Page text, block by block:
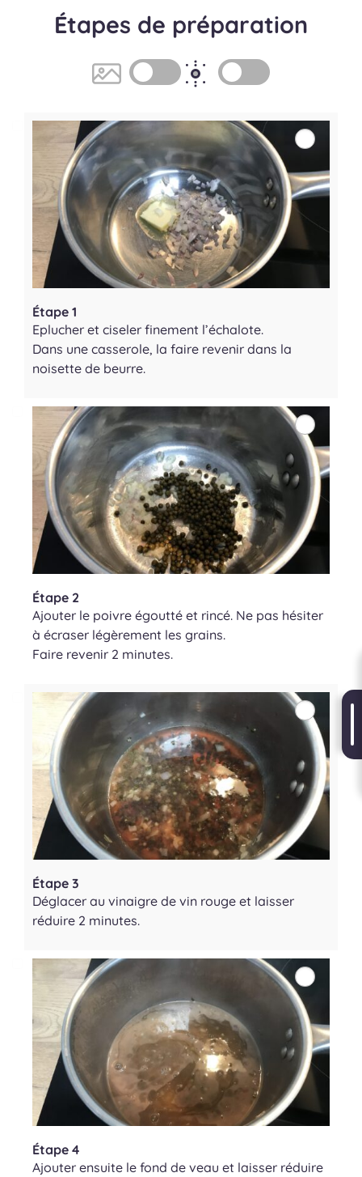
Étapes de préparation
Étape 1
Eplucher et ciseler finement l’échalote.
Dans une casserole, la faire revenir dans la
noisette de beurre.
Étape 2
Ajouter le poivre égoutté et rincé. Ne pas hésiter
à écraser légèrement les grains.
Faire revenir 2 minutes.
Étape 3
Déglacer au vinaigre de vin rouge et laisser
réduire 2 minutes.
Étape 4
Ajouter ensuite le fond de veau et laisser réduire